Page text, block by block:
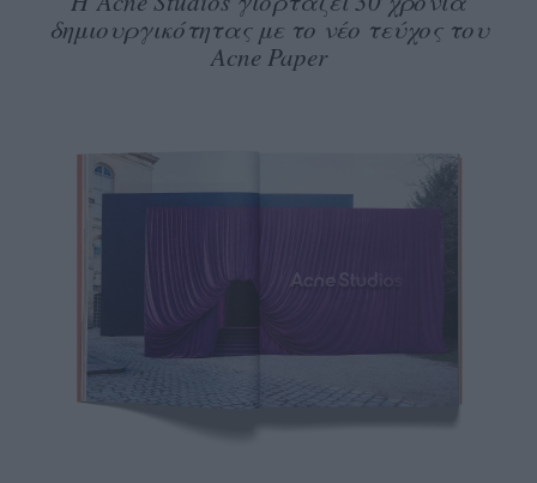
δημιουργικότητας με το νέο τεύχος του
Acne Paper